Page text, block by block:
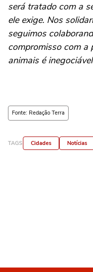
será tratado com a
ele exige. Nos
seguimos
compromisso com a
animais é
Fonte: Redação Terra
TAGS Cidades Notícias